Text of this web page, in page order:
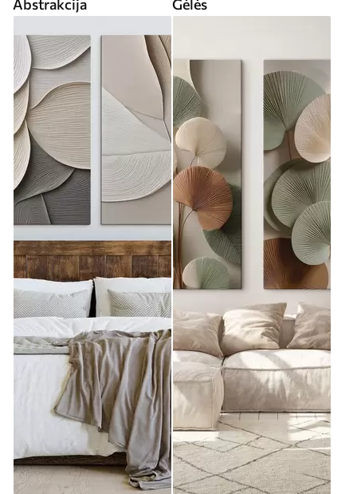
Abstrakcija Gėlės